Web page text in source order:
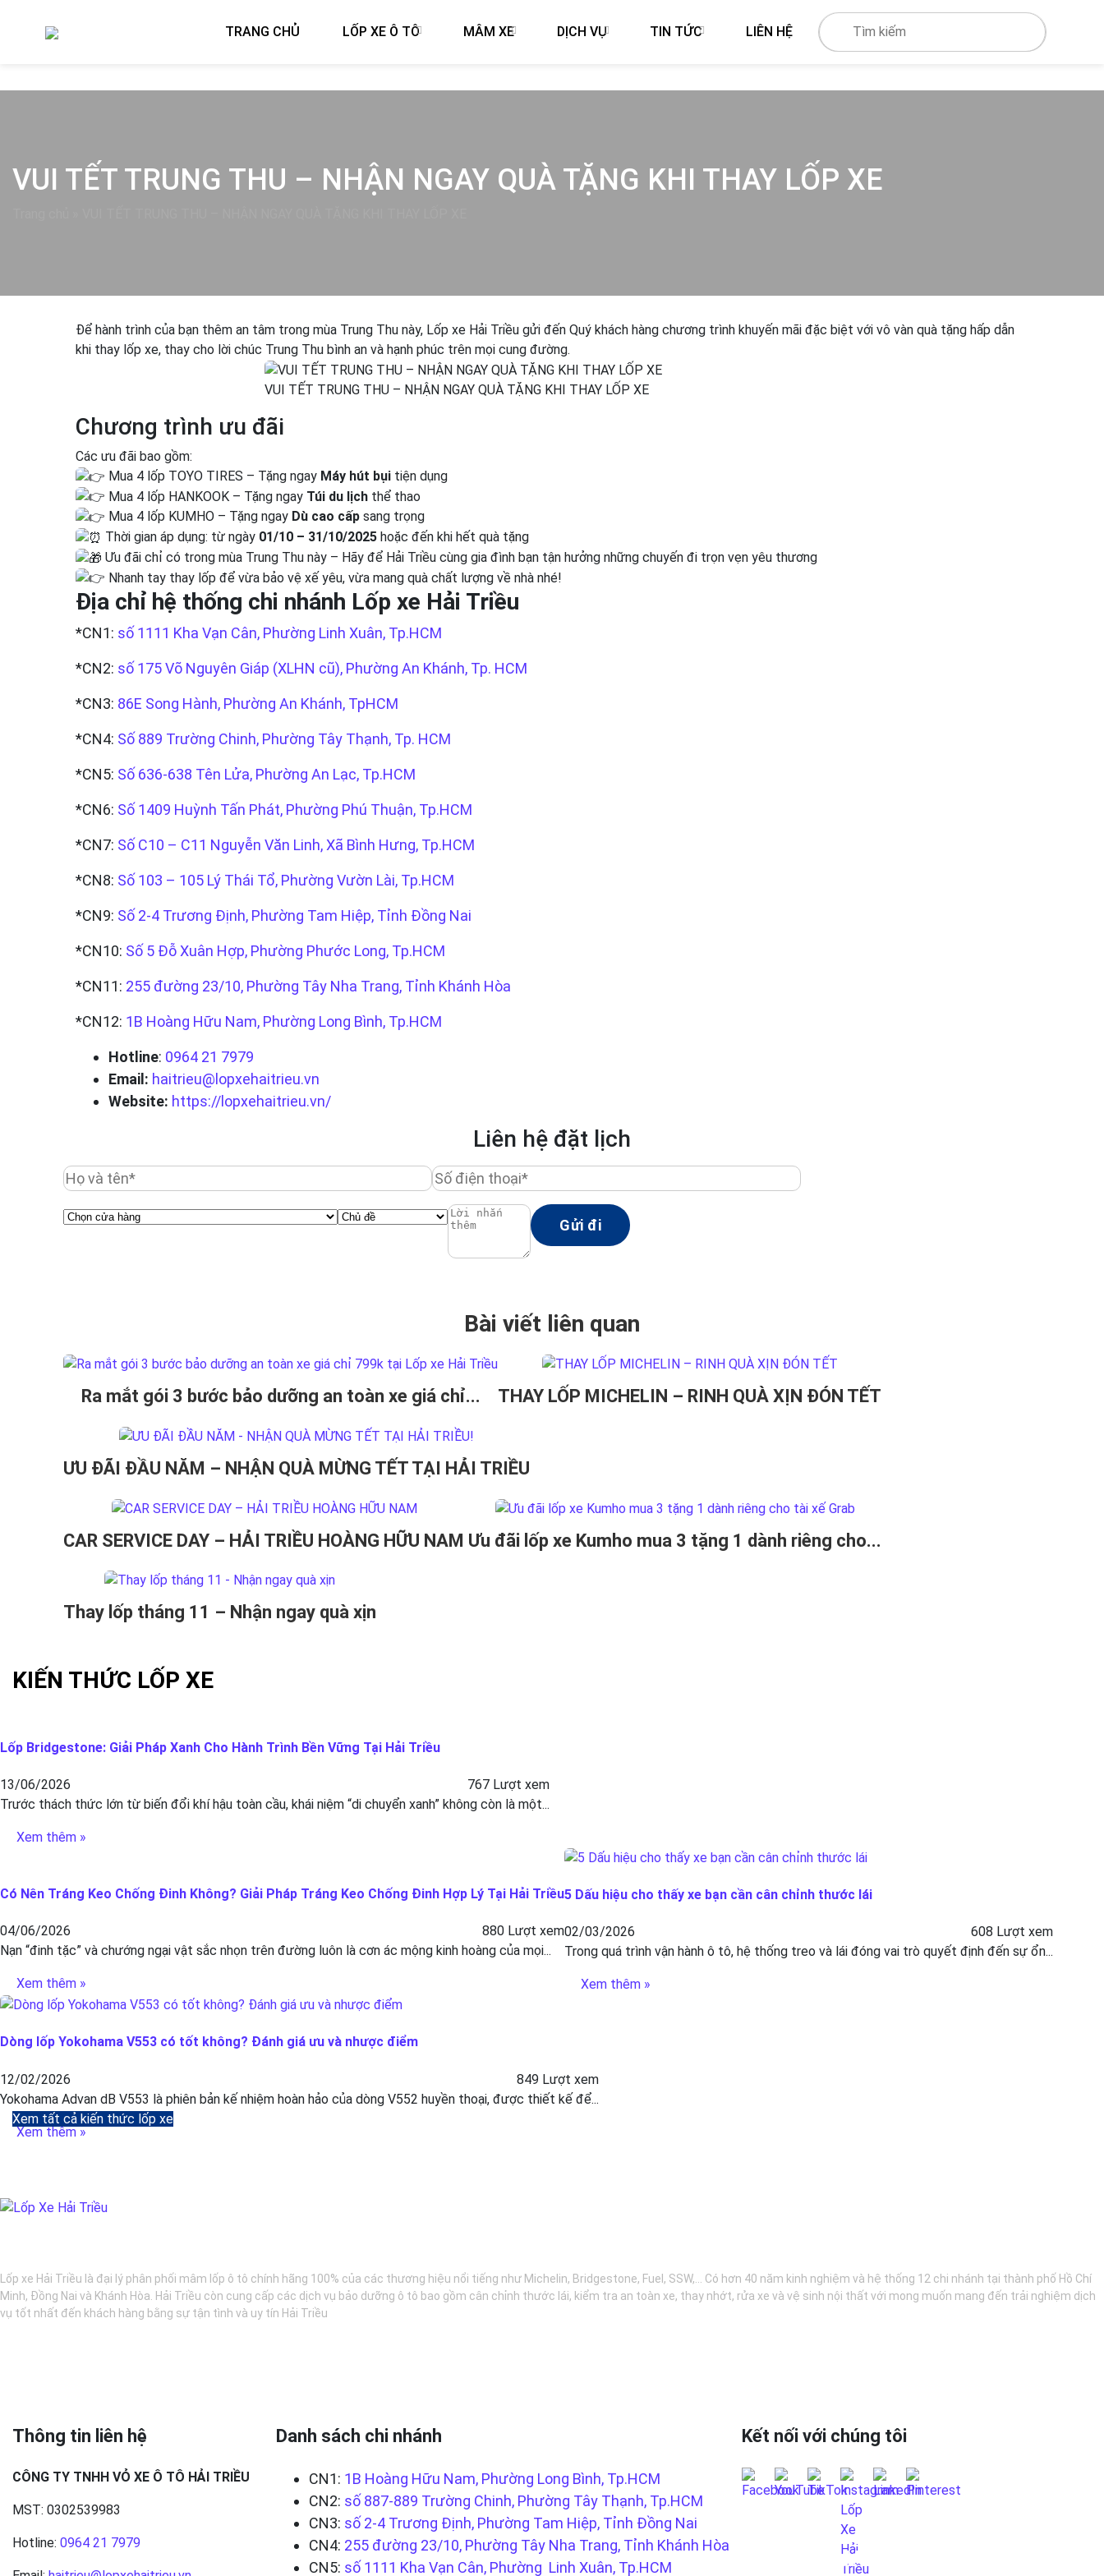
TRANG CHỦ LỐP XE Ô TÔ MÂM XE DỊCH VỤ TIN TỨC LIÊN HỆ
VUI TẾT TRUNG THU – NHẬN NGAY QUÀ TẶNG KHI THAY LỐP XE
Để hành trình của bạn thêm an tâm trong mùa Trung Thu này, Lốp xe Hải Triều gửi đến Quý khách hàng chương trình khuyến mãi đặc biệt với vô vàn quà tặng hấp dẫn
khi thay lốp xe, thay cho lời chúc Trung Thu bình an và hạnh phúc trên mọi cung đường.
VUI TẾT TRUNG THU – NHẬN NGAY QUÀ TẶNG KHI THAY LỐP XE
Chương trình ưu đãi
Các ưu đãi bao gồm:
Mua 4 lốp TOYO TIRES – Tặng ngay Máy hút bụi tiện dụng
Mua 4 lốp HANKOOK – Tặng ngay Túi du lịch thể thao
Mua 4 lốp KUMHO – Tặng ngay Dù cao cấp sang trọng
Thời gian áp dụng: từ ngày 01/10 – 31/10/2025 hoặc đến khi hết quà tặng
Ưu đãi chỉ có trong mùa Trung Thu này – Hãy để Hải Triều cùng gia đình bạn tận hưởng những chuyến đi trọn vẹn yêu thương
Nhanh tay thay lốp để vừa bảo vệ xế yêu, vừa mang quà chất lượng về nhà nhé!
Địa chỉ hệ thống chi nhánh Lốp xe Hải Triều
*CN1: số 1111 Kha Vạn Cân, Phường Linh Xuân, Tp.HCM
*CN2: số 175 Võ Nguyên Giáp (XLHN cũ), Phường An Khánh, Tp. HCM
*CN3: 86E Song Hành, Phường An Khánh, TpHCM
*CN4: Số 889 Trường Chinh, Phường Tây Thạnh, Tp. HCM
*CN5: Số 636-638 Tên Lửa, Phường An Lạc, Tp.HCM
*CN6: Số 1409 Huỳnh Tấn Phát, Phường Phú Thuận, Tp.HCM
*CN7: Số C10 – C11 Nguyễn Văn Linh, Xã Bình Hưng, Tp.HCM
*CN8: Số 103 – 105 Lý Thái Tổ, Phường Vườn Lài, Tp.HCM
*CN9: Số 2-4 Trương Định, Phường Tam Hiệp, Tỉnh Đồng Nai
*CN10: Số 5 Đỗ Xuân Hợp, Phường Phước Long, Tp.HCM
*CN11: 255 đường 23/10, Phường Tây Nha Trang, Tỉnh Khánh Hòa
*CN12: 1B Hoàng Hữu Nam, Phường Long Bình, Tp.HCM
Hotline: 0964 21 7979
Email: haitrieu@lopxehaitrieu.vn
Website: https://lopxehaitrieu.vn/
Liên hệ đặt lịch
Bài viết liên quan
Ra mắt gói 3 bước bảo dưỡng an toàn xe giá chỉ... THAY LỐP MICHELIN – RINH QUÀ XỊN ĐÓN TẾT
ƯU ĐÃI ĐẦU NĂM – NHẬN QUÀ MỪNG TẾT TẠI HẢI TRIỀU
CAR SERVICE DAY – HẢI TRIỀU HOÀNG HỮU NAM Ưu đãi lốp xe Kumho mua 3 tặng 1 dành riêng cho...
Thay lốp tháng 11 – Nhận ngay quà xịn
KIẾN THỨC LỐP XE
Lốp Bridgestone: Giải Pháp Xanh Cho Hành Trình Bền Vững Tại Hải Triều
13/06/2026
767 Lượt xem
Trước thách thức lớn từ biến đổi khí hậu toàn cầu, khái niệm “di chuyển xanh” không còn là một...
Xem thêm »
Có Nên Tráng Keo Chống Đinh Không? Giải Pháp Tráng Keo Chống Đinh Hợp Lý Tại Hải Triều
04/06/2026
880 Lượt xem
Nạn “đinh tặc” và chướng ngại vật sắc nhọn trên đường luôn là cơn ác mộng kinh hoàng của mọi...
Xem thêm »
5 Dấu hiệu cho thấy xe bạn cần cân chỉnh thước lái
02/03/2026
608 Lượt xem
Trong quá trình vận hành ô tô, hệ thống treo và lái đóng vai trò quyết định đến sự ổn...
Xem thêm »
Dòng lốp Yokohama V553 có tốt không? Đánh giá ưu và nhược điểm
12/02/2026
849 Lượt xem
Yokohama Advan dB V553 là phiên bản kế nhiệm hoàn hảo của dòng V552 huyền thoại, được thiết kế để...
Xem thêm »
Xem tất cả kiến thức lốp xe
Lốp xe Hải Triều là đại lý phân phối mâm lốp ô tô chính hãng 100% của các thương hiệu nổi tiếng như Michelin, Bridgestone, Fuel, SSW,... Có hơn 40 năm kinh nghiệm và hệ thống 12 chi nhánh tại thành phố Hồ Chí
Minh, Đồng Nai và Khánh Hòa. Hải Triều còn cung cấp các dịch vụ bảo dưỡng ô tô bao gồm cân chỉnh thước lái, kiểm tra an toàn xe, thay nhớt, rửa xe và vệ sinh nội thất với mong muốn mang đến trải nghiệm dịch
vụ tốt nhất đến khách hàng bằng sự tận tình và uy tín Hải Triều
Thông tin liên hệ
CÔNG TY TNHH VỎ XE Ô TÔ HẢI TRIỀU
MST: 0302539983
Hotline: 0964 21 7979
Danh sách chi nhánh
CN1: 1B Hoàng Hữu Nam, Phường Long Bình, Tp.HCM
CN2: số 887-889 Trường Chinh, Phường Tây Thạnh, Tp.HCM
CN3: số 2-4 Trương Định, Phường Tam Hiệp, Tỉnh Đồng Nai
CN4: 255 đường 23/10, Phường Tây Nha Trang, Tỉnh Khánh Hòa
CN5: số 1111 Kha Vạn Cân, Phường Linh Xuân, Tp.HCM
Kết nối với chúng tôi
LIÊN HỆ QUA FANPAGE